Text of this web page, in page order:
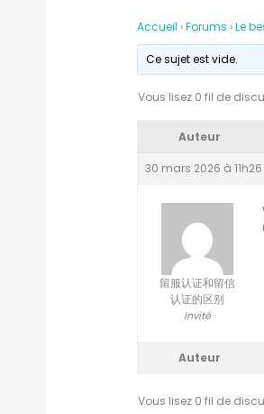
Accueil ›Forums ›Le
Ce sujet est vide.
Vous lisez 0 fil de
Auteur
30 mars 2026 à 11h26
留服认证和留信
认证的区别
Invité
Auteur
Vous lisez 0 fil de